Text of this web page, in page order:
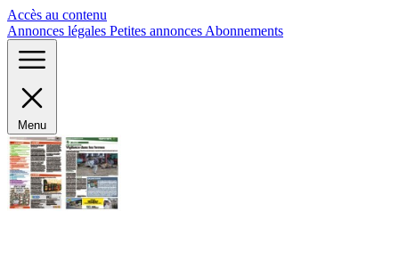
Accès au contenu
Annonces légales Petites annonces Abonnements
Menu
Panneau de gestion des cookies